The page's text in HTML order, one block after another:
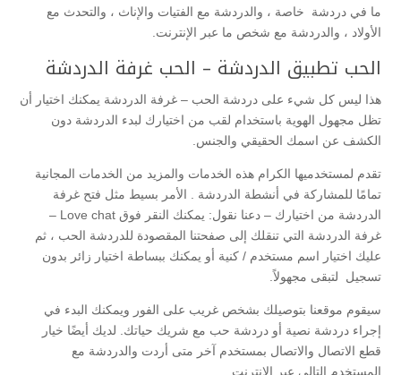
ما في دردشة خاصة ، والدردشة مع الفتيات والإناث ، والتحدث مع
الأولاد ، والدردشة مع شخص ما عبر الإنترنت.
الحب تطبيق الدردشة – الحب غرفة الدردشة
هذا ليس كل شيء على دردشة الحب – غرفة الدردشة يمكنك اختيار أن
تظل مجهول الهوية باستخدام لقب من اختيارك لبدء الدردشة دون
الكشف عن اسمك الحقيقي والجنس.
تقدم لمستخدميها الكرام هذه الخدمات والمزيد من الخدمات المجانية
تمامًا للمشاركة في أنشطة الدردشة . الأمر بسيط مثل فتح غرفة
الدردشة من اختيارك – دعنا نقول: يمكنك النقر فوق Love chat –
غرفة الدردشة التي تنقلك إلى صفحتنا المقصودة للدردشة الحب ، ثم
عليك اختيار اسم مستخدم / كنية أو يمكنك ببساطة اختيار زائر بدون
تسجيل لتبقى مجهولاً.
سيقوم موقعنا بتوصيلك بشخص غريب على الفور ويمكنك البدء في
إجراء دردشة نصية أو دردشة حب مع شريك حياتك. لديك أيضًا خيار
قطع الاتصال والاتصال بمستخدم آخر متى أردت والدردشة مع
المستخدم التالي عبر الإنترنت.